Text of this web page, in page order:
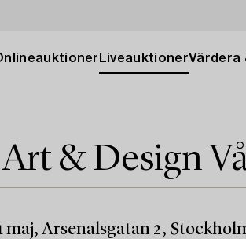
LiveauktionerVärdera
& Design
maj, Arsenalsgatan 2,